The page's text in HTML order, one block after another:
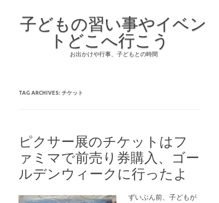
子どもの習い事やイベン
トどこへ行こう
お出かけや行事、子どもとの時間
TAG ARCHIVES: チケット
ピクサー展のチケットはフ
ァミマで前売り券購入、ゴー
ルデンウィークに行ったよ
ずいぶん前、子どもが